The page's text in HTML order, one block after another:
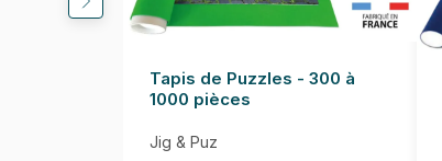
Tapis de Puzzles - 300 à
1000 pièces
Jig & Puz